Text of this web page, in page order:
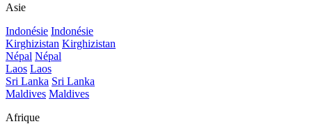
Asie
Indonésie Indonésie
Kirghizistan Kirghizistan
Népal Népal
Laos Laos
Sri Lanka Sri Lanka
Maldives Maldives
Afrique